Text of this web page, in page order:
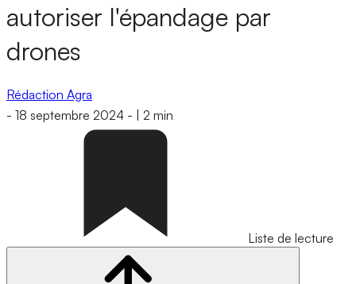
autoriser l'épandage par
drones
Rédaction Agra
- 18 septembre 2024 - 2 min
Liste de lecture